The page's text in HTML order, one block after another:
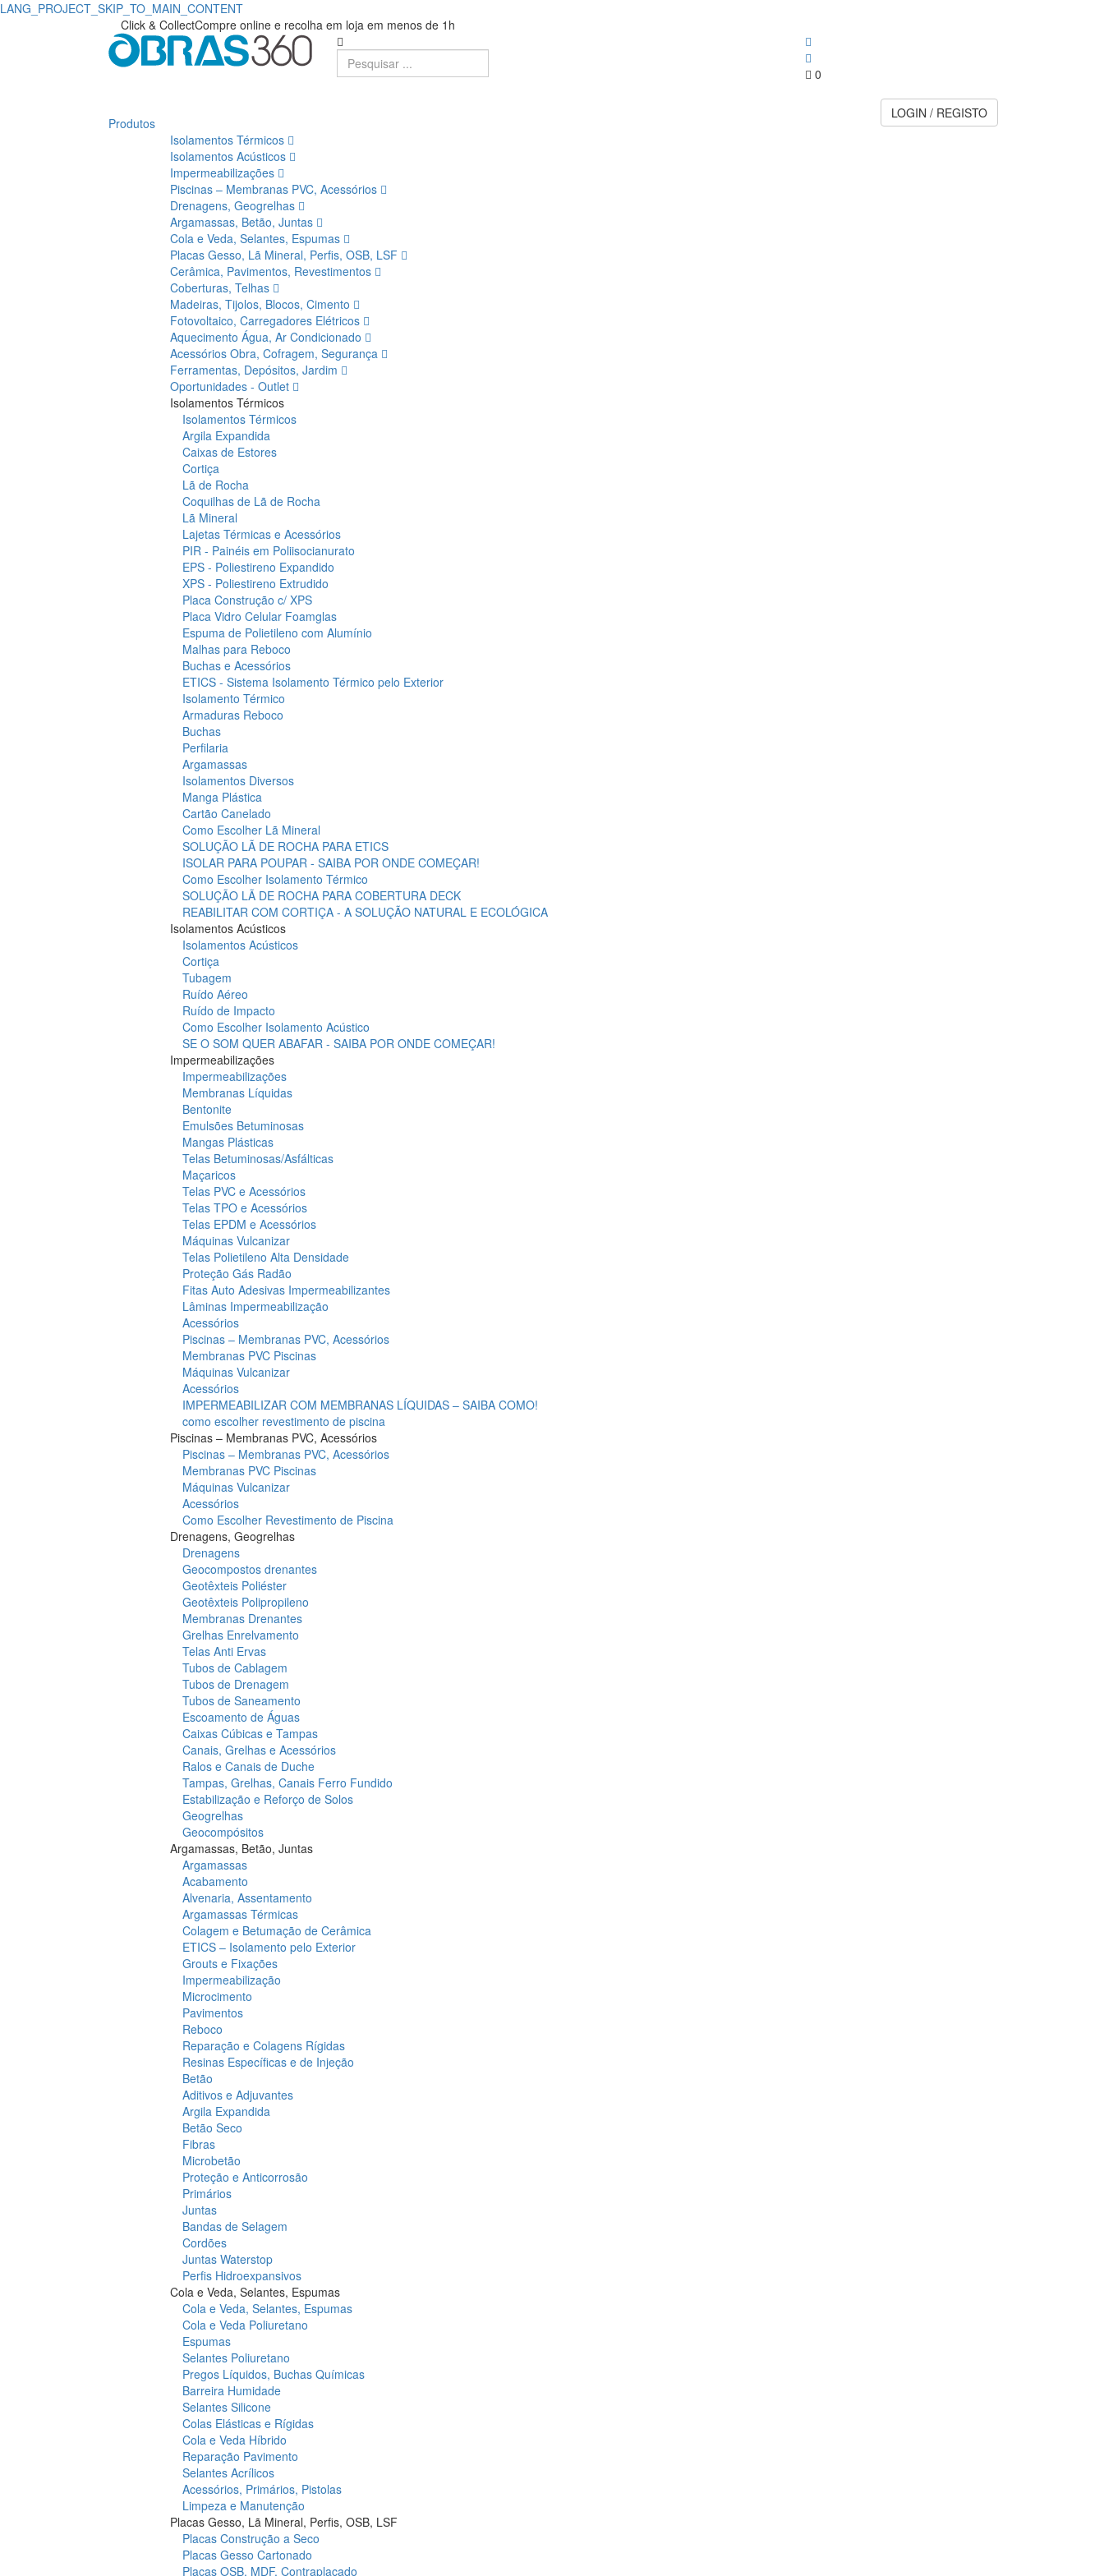
LANG_PROJECT_SKIP_TO_MAIN_CONTENT
Biqueira/Sola
Click & CollectCompre online e recolha em loja em menos de 1h
0
Produtos
Isolamentos Térmicos
Isolamentos Acústicos
Impermeabilizações
Piscinas – Membranas PVC, Acessórios
Drenagens, Geogrelhas
Argamassas, Betão, Juntas
Cola e Veda, Selantes, Espumas
Placas Gesso, Lã Mineral, Perfis, OSB, LSF
Cerâmica, Pavimentos, Revestimentos
Coberturas, Telhas
Madeiras, Tijolos, Blocos, Cimento
Fotovoltaico, Carregadores Elétricos
Aquecimento Água, Ar Condicionado
Acessórios Obra, Cofragem, Segurança
Ferramentas, Depósitos, Jardim
Oportunidades - Outlet
Isolamentos Térmicos
Isolamentos Térmicos
Argila Expandida
Caixas de Estores
Cortiça
Lã de Rocha
Coquilhas de Lã de Rocha
Lã Mineral
Lajetas Térmicas e Acessórios
PIR - Painéis em Poliisocianurato
EPS - Poliestireno Expandido
XPS - Poliestireno Extrudido
Placa Construção c/ XPS
Placa Vidro Celular Foamglas
Espuma de Polietileno com Alumínio
Malhas para Reboco
Buchas e Acessórios
ETICS - Sistema Isolamento Térmico pelo Exterior
Isolamento Térmico
Armaduras Reboco
Buchas
Perfilaria
Argamassas
Isolamentos Diversos
Manga Plástica
Cartão Canelado
Como Escolher Lã Mineral
SOLUÇÃO LÃ DE ROCHA PARA ETICS
ISOLAR PARA POUPAR - SAIBA POR ONDE COMEÇAR!
Como Escolher Isolamento Térmico
SOLUÇÃO LÃ DE ROCHA PARA COBERTURA DECK
REABILITAR COM CORTIÇA - A SOLUÇÃO NATURAL E ECOLÓGICA
Isolamentos Acústicos
Isolamentos Acústicos
Cortiça
Tubagem
Ruído Aéreo
Ruído de Impacto
Como Escolher Isolamento Acústico
SE O SOM QUER ABAFAR - SAIBA POR ONDE COMEÇAR!
Impermeabilizações
Impermeabilizações
Membranas Líquidas
Bentonite
Emulsões Betuminosas
Mangas Plásticas
Telas Betuminosas/Asfálticas
Maçaricos
Telas PVC e Acessórios
Telas TPO e Acessórios
Telas EPDM e Acessórios
Máquinas Vulcanizar
Telas Polietileno Alta Densidade
Proteção Gás Radão
Fitas Auto Adesivas Impermeabilizantes
Lâminas Impermeabilização
Acessórios
Piscinas – Membranas PVC, Acessórios
Membranas PVC Piscinas
Máquinas Vulcanizar
Acessórios
IMPERMEABILIZAR COM MEMBRANAS LÍQUIDAS – SAIBA COMO!
como escolher revestimento de piscina
Piscinas – Membranas PVC, Acessórios
Piscinas – Membranas PVC, Acessórios
Membranas PVC Piscinas
Máquinas Vulcanizar
Acessórios
Como Escolher Revestimento de Piscina
Drenagens, Geogrelhas
Drenagens
Geocompostos drenantes
Geotêxteis Poliéster
Geotêxteis Polipropileno
Membranas Drenantes
Grelhas Enrelvamento
Telas Anti Ervas
Tubos de Cablagem
Tubos de Drenagem
Tubos de Saneamento
Escoamento de Águas
Caixas Cúbicas e Tampas
Canais, Grelhas e Acessórios
Ralos e Canais de Duche
Tampas, Grelhas, Canais Ferro Fundido
Estabilização e Reforço de Solos
Geogrelhas
Geocompósitos
Argamassas, Betão, Juntas
Argamassas
Acabamento
Alvenaria, Assentamento
Argamassas Térmicas
Colagem e Betumação de Cerâmica
ETICS – Isolamento pelo Exterior
Grouts e Fixações
Impermeabilização
Microcimento
Pavimentos
Reboco
Reparação e Colagens Rígidas
Resinas Específicas e de Injeção
Betão
Aditivos e Adjuvantes
Argila Expandida
Betão Seco
Fibras
Microbetão
Proteção e Anticorrosão
Primários
Juntas
Bandas de Selagem
Cordões
Juntas Waterstop
Perfis Hidroexpansivos
Cola e Veda, Selantes, Espumas
Cola e Veda, Selantes, Espumas
Cola e Veda Poliuretano
Espumas
Selantes Poliuretano
Pregos Líquidos, Buchas Químicas
Barreira Humidade
Selantes Silicone
Colas Elásticas e Rígidas
Cola e Veda Híbrido
Reparação Pavimento
Selantes Acrílicos
Acessórios, Primários, Pistolas
Limpeza e Manutenção
Placas Gesso, Lã Mineral, Perfis, OSB, LSF
Placas Construção a Seco
Placas Gesso Cartonado
Placas OSB, MDF, Contraplacado
LOGIN / REGISTO